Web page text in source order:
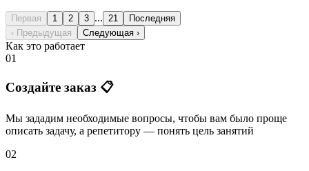
Первая 1 2 3 ... 21
Последняя
‹ Предыдущая
Следующая ›
Как это работает
01
Создайте заказ 📋
Мы зададим необходимые вопросы, чтобы вам было проще
описать задачу, а репетитору — понять цель занятий
02